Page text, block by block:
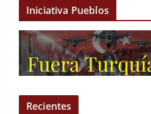
Iniciativa Pueblos
Recientes